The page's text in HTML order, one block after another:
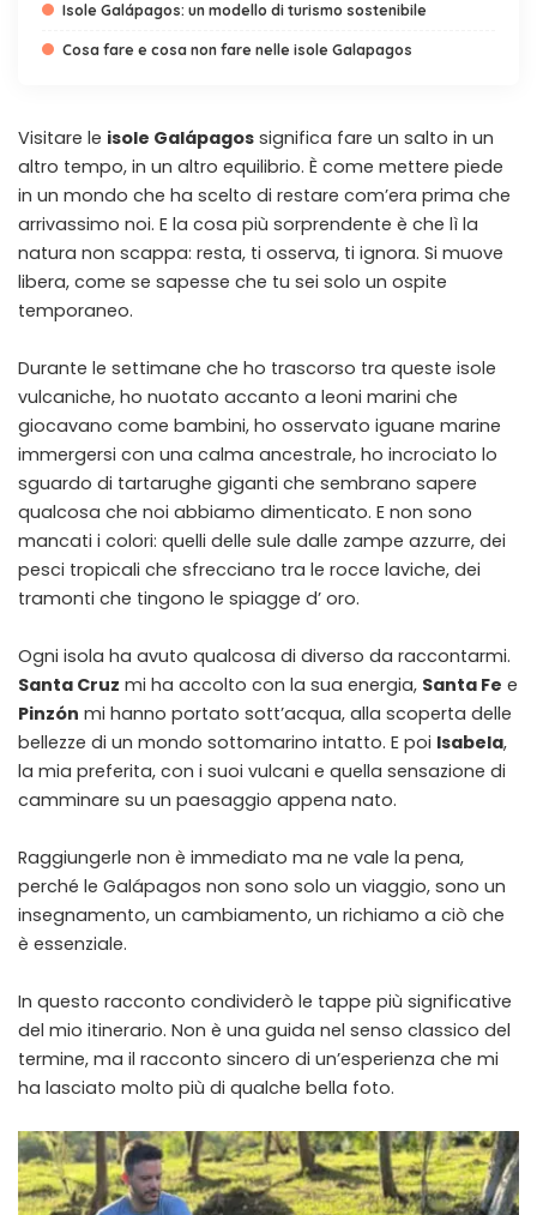
Isole Galápagos: un modello di turismo sostenibile
Cosa fare e cosa non fare nelle isole Galapagos
Visitare le isole Galápagos significa fare un salto in un
altro tempo, in un altro equilibrio. È come mettere piede
in un mondo che ha scelto di restare com’era prima che
arrivassimo noi. E la cosa più sorprendente è che lì la
natura non scappa: resta, ti osserva, ti ignora. Si muove
libera, come se sapesse che tu sei solo un ospite
temporaneo.
Durante le settimane che ho trascorso tra queste isole
vulcaniche, ho nuotato accanto a leoni marini che
giocavano come bambini, ho osservato iguane marine
immergersi con una calma ancestrale, ho incrociato lo
sguardo di tartarughe giganti che sembrano sapere
qualcosa che noi abbiamo dimenticato. E non sono
mancati i colori: quelli delle sule dalle zampe azzurre, dei
pesci tropicali che sfrecciano tra le rocce laviche, dei
tramonti che tingono le spiagge d’ oro.
Ogni isola ha avuto qualcosa di diverso da raccontarmi.
Santa Cruz mi ha accolto con la sua energia, Santa Fe e
Pinzón mi hanno portato sott’acqua, alla scoperta delle
bellezze di un mondo sottomarino intatto. E poi Isabela,
la mia preferita, con i suoi vulcani e quella sensazione di
camminare su un paesaggio appena nato.
Raggiungerle non è immediato ma ne vale la pena,
perché le Galápagos non sono solo un viaggio, sono un
insegnamento, un cambiamento, un richiamo a ciò che
è essenziale.
In questo racconto condividerò le tappe più significative
del mio itinerario. Non è una guida nel senso classico del
termine, ma il racconto sincero di un’esperienza che mi
ha lasciato molto più di qualche bella foto.